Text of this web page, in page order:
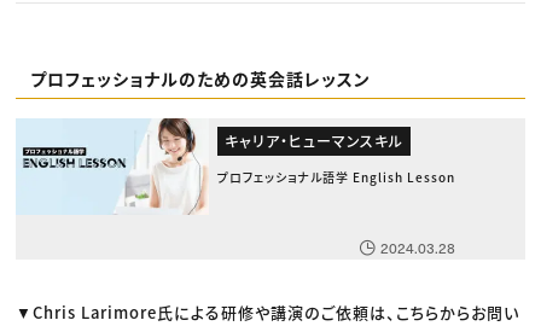
プロフェッショナルのための英会話レッスン
キャリア・ヒューマンスキル
プロフェッショナル語学 English Lesson
2024.03.28
▼Chris Larimore氏による研修や講演のご依頼は、こちらからお問い